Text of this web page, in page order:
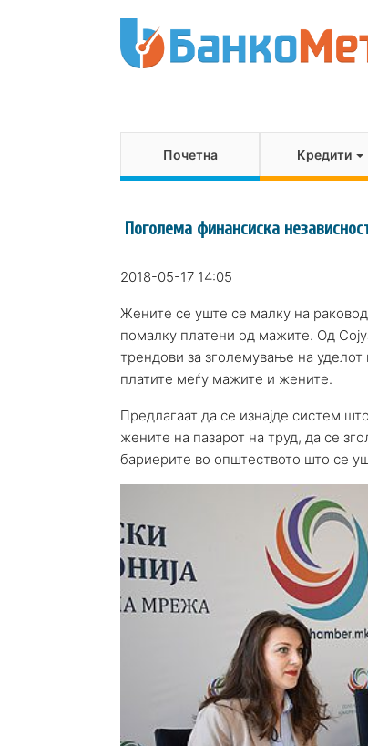
Почетна Кредити
Поголема финансиска
2018-05-17 14:05
Жените се уште се малку на
помалку платени од мажите. Од
трендови за зголемување на уделот
платите меѓу мажите и жените.
Предлагаат да се изнајде систем
жените на пазарот на труд, да се
бариерите во општеството што се